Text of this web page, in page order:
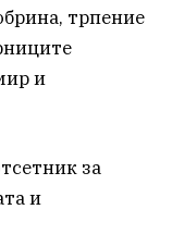
трпение
и
за
и